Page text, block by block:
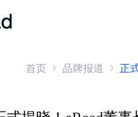
首页 品牌报道 正